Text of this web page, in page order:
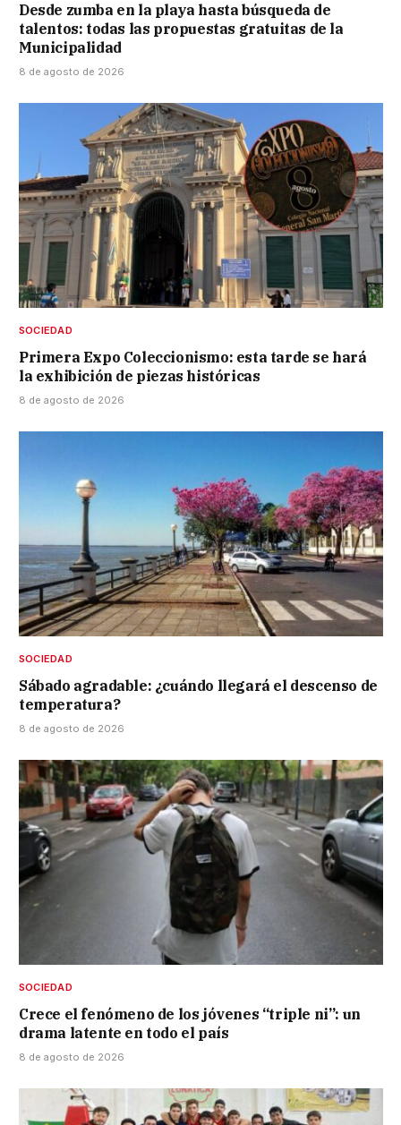
Desde zumba en la playa hasta búsqueda de
talentos: todas las propuestas gratuitas de la
Municipalidad
8 de agosto de 2026
SOCIEDAD
Primera Expo Coleccionismo: esta tarde se hará
la exhibición de piezas históricas
8 de agosto de 2026
SOCIEDAD
Sábado agradable: ¿cuándo llegará el descenso de
temperatura?
8 de agosto de 2026
SOCIEDAD
Crece el fenómeno de los jóvenes “triple ni”: un
drama latente en todo el país
8 de agosto de 2026